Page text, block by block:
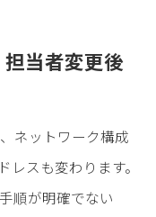
当者変更後
ネットワーク構成
スも変わります。
順が明確でない